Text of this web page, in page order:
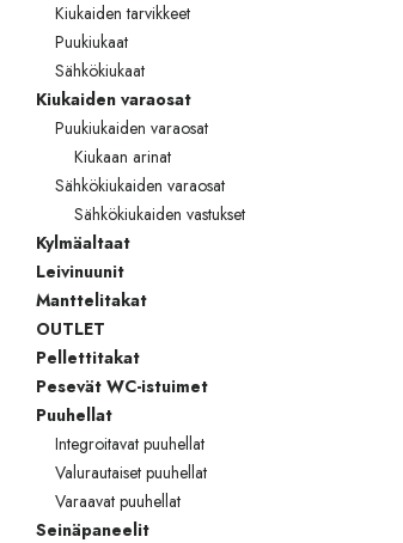
Kiukaiden tarvikkeet
Puukiukaat
Sähkökiukaat
Kiukaiden varaosat
Puukiukaiden varaosat
Kiukaan arinat
Sähkökiukaiden varaosat
Sähkökiukaiden vastukset
Kylmäaltaat
Leivinuunit
Manttelitakat
OUTLET
Pellettitakat
Pesevät WC-istuimet
Puuhellat
Integroitavat puuhellat
Valurautaiset puuhellat
Varaavat puuhellat
Seinäpaneelit